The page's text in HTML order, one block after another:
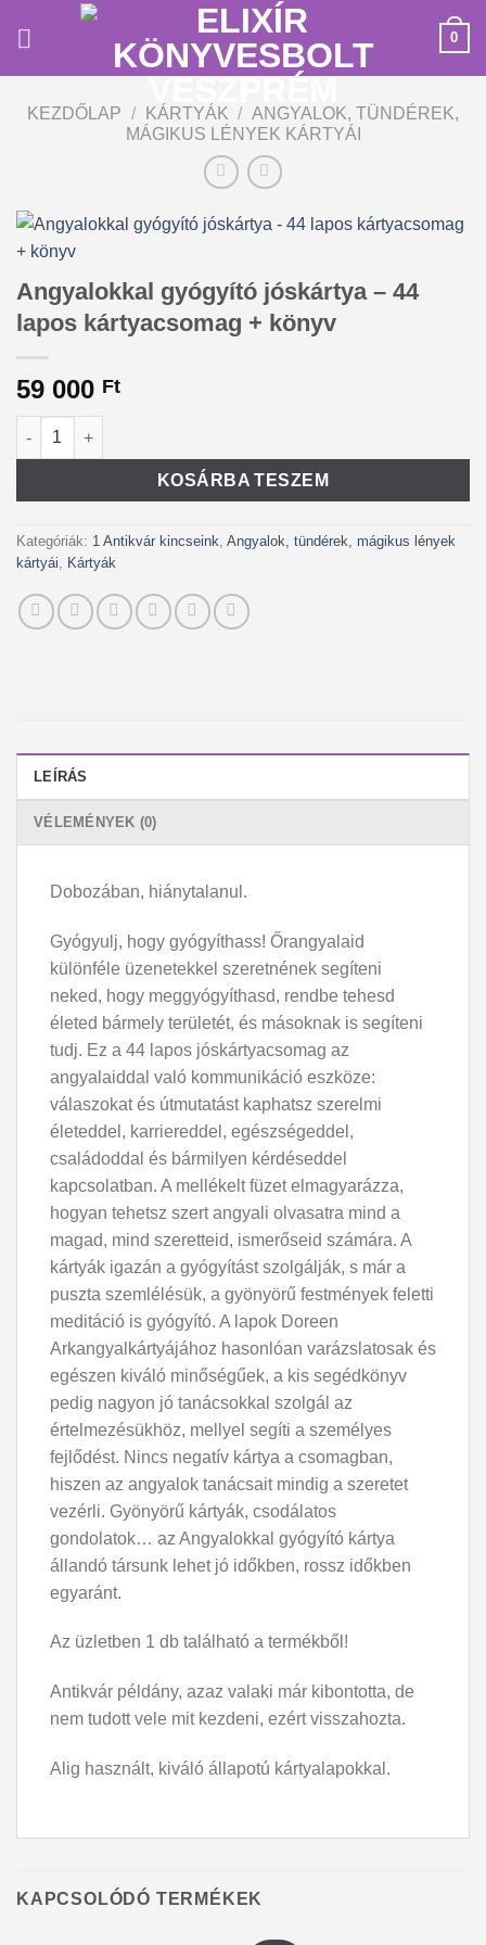
0
KEZDŐLAP / KÁRTYÁK / ANGYALOK, TÜNDÉREK,
MÁGIKUS LÉNYEK KÁRTYÁI
Angyalokkal gyógyító jóskártya – 44
lapos kártyacsomag + könyv
59 000 Ft
Angyalokkal gyógyító jóskártya - 44 lapos kártyacsomag +
KOSÁRBA TESZEM
Kategóriák: 1 Antikvár kincseink Angyalok, tündérek, mágikus lények
kártyái
Kártyák
LEÍRÁS
VÉLEMÉNYEK (0)
Dobozában, hiánytalanul.
Gyógyulj, hogy gyógyíthass! Őrangyalaid
különféle üzenetekkel szeretnének segíteni
neked, hogy meggyógyíthasd, rendbe tehesd
életed bármely területét, és másoknak is segíteni
tudj. Ez a 44 lapos jóskártyacsomag az
angyalaiddal való kommunikáció eszköze:
válaszokat és útmutatást kaphatsz szerelmi
életeddel, karriereddel, egészségeddel,
családoddal és bármilyen kérdéseddel
kapcsolatban. A mellékelt füzet elmagyarázza,
hogyan tehetsz szert angyali olvasatra mind a
magad, mind szeretteid, ismerőseid számára. A
kártyák igazán a gyógyítást szolgálják, s már a
puszta szemlélésük, a gyönyörű festmények feletti
meditáció is gyógyító. A lapok Doreen
Arkangyalkártyájához hasonlóan varázslatosak és
egészen kiváló minőségűek, a kis segédkönyv
pedig nagyon jó tanácsokkal szolgál az
értelmezésükhöz, mellyel segíti a személyes
fejlődést. Nincs negatív kártya a csomagban,
hiszen az angyalok tanácsait mindig a szeretet
vezérli. Gyönyörű kártyák, csodálatos
gondolatok… az Angyalokkal gyógyító kártya
állandó társunk lehet jó időkben, rossz időkben
egyaránt.
Az üzletben 1 db található a termékből!
Antikvár példány, azaz valaki már kibontotta, de
nem tudott vele mit kezdeni, ezért visszahozta.
Alig használt, kiváló állapotú kártyalapokkal.
KAPCSOLÓDÓ TERMÉKEK